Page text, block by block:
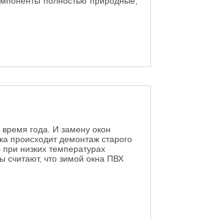
года. И замену окон
происходит демонтаж старого
низких температурах
считают, что зимой окна ПВХ